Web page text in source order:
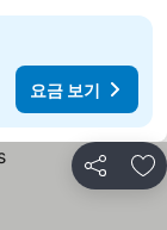
요금 보기
공유 즐